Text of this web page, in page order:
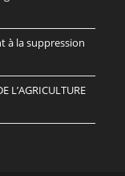
à la suppression
L’AGRICULTURE